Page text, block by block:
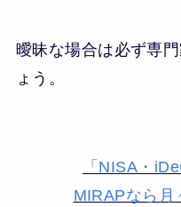
曖昧な場合は必ず専
ょう。
「NISA・
MIRAPなら月